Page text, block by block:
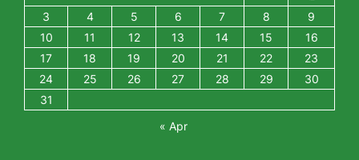
3
4 5 6 7 8
9
10
11 12 13 14 15
16
17
18 19 20 21 22
23
24
25 26 27 28 29
30
31
« Apr